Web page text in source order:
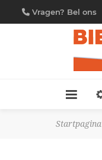
Vragen? Bel ons
09/230.88.44
Startpagina